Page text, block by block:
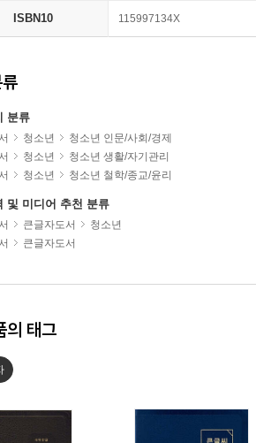
ISBN10 115997134X
분류
청소년
청소년 인문/사회/경제
청소년
청소년 생활/자기관리
청소년 청소년 철학/종교/윤리
및 미디어 추천 분류
큰글자도서
청소년
큰글자도서
의 태그